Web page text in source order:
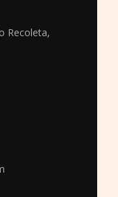
Recoleta,